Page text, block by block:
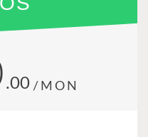
.00 /MON